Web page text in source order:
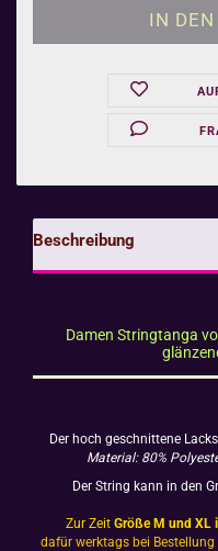
Beschreibung
Damen Stringtanga
Der hoch geschnittene
Material: 80%
Der String kann in den
Zur Zeit Größe M und XL
dafür werktags bei